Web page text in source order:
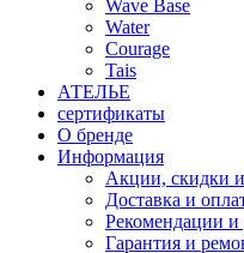
Wave Base
Water
Courage
Tais
АТЕЛЬЕ
сертификаты
О бренде
Информация
Акции, скидки
Доставка и
Рекомендации и
Гарантия и